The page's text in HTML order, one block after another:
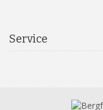
Service